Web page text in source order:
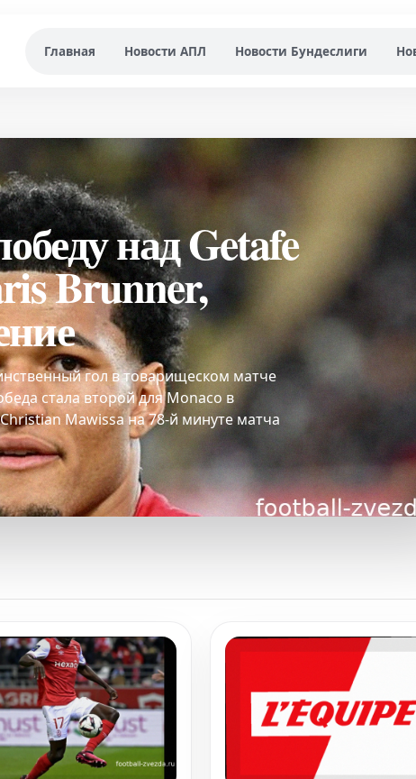
Главная Новости АПЛ Новости Бундеслиги
над Getafe
Brunner,
гол в товарищеском матче
стала второй для Monaco в
Mawissa на 78-й минуте матча